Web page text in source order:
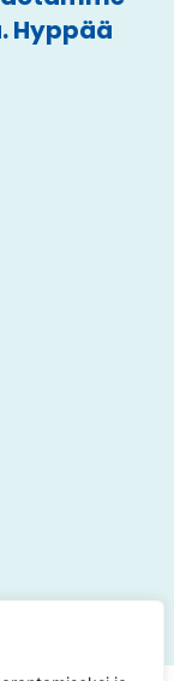
Hyppää